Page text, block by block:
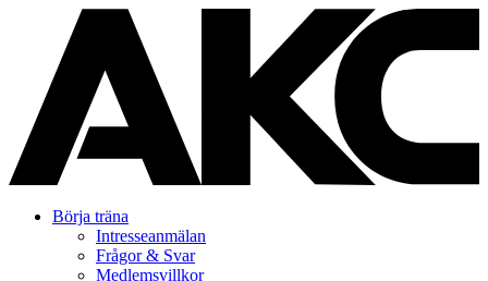
Börja träna
Intresseanmälan
Frågor & Svar
Medlemsvillkor